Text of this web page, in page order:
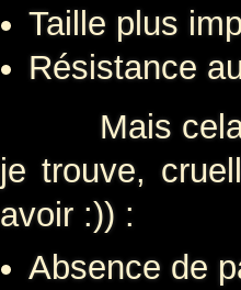
Taille plus
Résistance
Mais cela
je trouve,
avoir :)) :
Absence de